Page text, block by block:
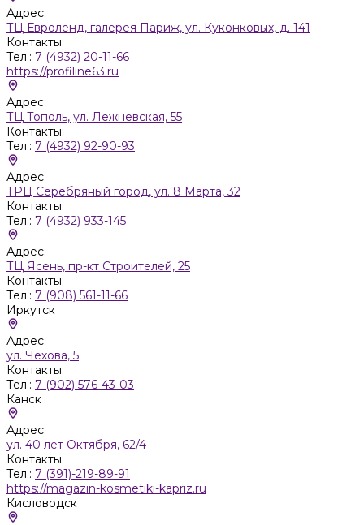
Адрес:
ТЦ Евроленд, галерея Париж, ул. Куконковых, д. 141
Контакты:
Тел.: 7 (4932) 20-11-66
https://profiline63.ru
Адрес:
ТЦ Тополь, ул. Лежневская, 55
Контакты:
Тел.: 7 (4932) 92-90-93
Адрес:
ТРЦ Серебряный город, ул. 8 Марта, 32
Контакты:
Тел.: 7 (4932) 933-145
Адрес:
ТЦ Ясень, пр-кт Строителей, 25
Контакты:
Тел.: 7 (908) 561-11-66
Иркутск
Адрес:
ул. Чехова, 5
Контакты:
Тел.: 7 (902) 576-43-03
Канск
Адрес:
ул. 40 лет Октября, 62/4
Контакты:
Тел.: 7 (391)-219-89-91
https://magazin-kosmetiki-kapriz.ru
Кисловодск